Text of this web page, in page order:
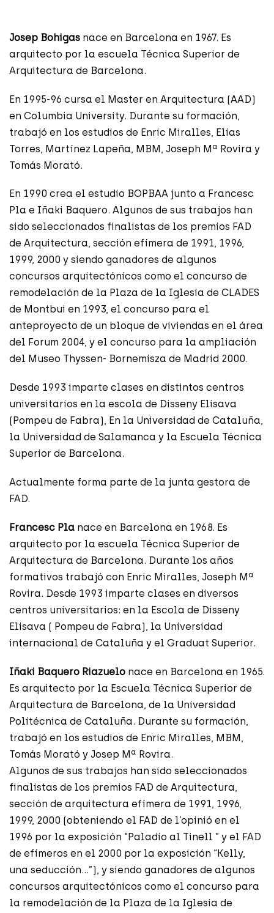
Josep Bohigas nace en Barcelona en 1967. Es
arquitecto por la escuela Técnica Superior de
Arquitectura de Barcelona.
En 1995-96 cursa el Master en Arquitectura (AAD)
en Columbia University. Durante su formación,
trabajó en los estudios de Enric Miralles, Elias
Torres, Martínez Lapeña, MBM, Joseph Mª Rovira y
Tomás Morató.
En 1990 crea el estudio BOPBAA junto a Francesc
Pla e Iñaki Baquero. Algunos de sus trabajos han
sido seleccionados finalistas de los premios FAD
de Arquitectura, sección efímera de 1991, 1996,
1999, 2000 y siendo ganadores de algunos
concursos arquitectónicos como el concurso de
remodelación de la Plaza de la Iglesia de CLADES
de Montbui en 1993, el concurso para el
anteproyecto de un bloque de viviendas en el área
del Forum 2004, y el concurso para la ampliación
del Museo Thyssen- Bornemisza de Madrid 2000.
Desde 1993 imparte clases en distintos centros
universitarios en la escola de Disseny Elisava
(Pompeu de Fabra), En la Universidad de Cataluña,
la Universidad de Salamanca y la Escuela Técnica
Superior de Barcelona.
Actualmente forma parte de la junta gestora de
FAD.
Francesc Pla nace en Barcelona en 1968. Es
arquitecto por la escuela Técnica Superior de
Arquitectura de Barcelona. Durante los años
formativos trabajó con Enric Miralles, Joseph Mª
Rovira. Desde 1993 imparte clases en diversos
centros universitarios: en la Escola de Disseny
Elisava ( Pompeu de Fabra), la Universidad
internacional de Cataluña y el Graduat Superior.
Iñaki Baquero Riazuelo nace en Barcelona en 1965.
Es arquitecto por la Escuela Técnica Superior de
Arquitectura de Barcelona, de la Universidad
Politécnica de Cataluña. Durante su formación,
trabajó en los estudios de Enric Miralles, MBM,
Tomás Morató y Josep Mª Rovira.
Algunos de sus trabajos han sido seleccionados
finalistas de los premios FAD de Arquitectura,
sección de arquitectura efímera de 1991, 1996,
1999, 2000 (obteniendo el FAD de l’opinió en el
1996 por la exposición “Paladio al Tinell ” y el FAD
de efímeros en el 2000 por la exposición “Kelly,
una seducción…”), y siendo ganadores de algunos
concursos arquitectónicos como el concurso para
la remodelación de la Plaza de la Iglesia de